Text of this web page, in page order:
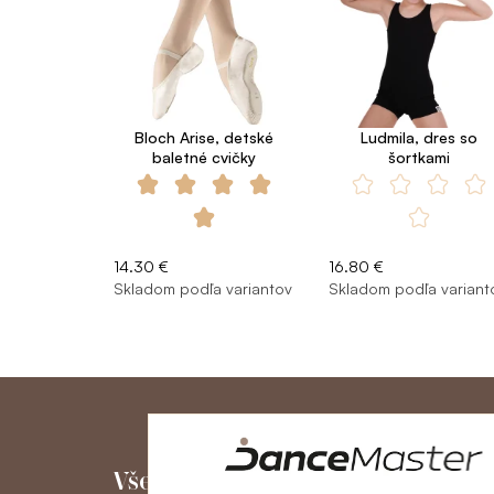
Bloch Arise, detské
baletné cvičky
14.30 €
Skladom podľa variantov
Ludmila, dres so
šortkami
16.80 €
Skladom podľa
Všetko o nákupe